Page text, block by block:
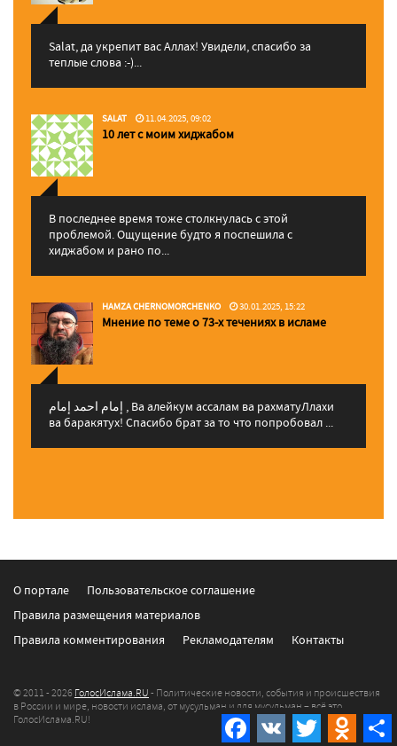
Salat, да укрепит вас Аллаx! Увидели, спасибо за
теплые слова :-)...
SALAT 11.04.2025, 09:02
10 лет с моим хиджабом
В последнее время тоже столкнулась с этой
проблемой. Ощущение будто я поспешила с
хиджабом и рано по...
HAMZA CHERNOMORCHENKO 30.01.2025, 15:22
Мнение по теме о 73-х течениях в исламе
إمام احمد إمام , Ва алейкум ассалам ва рахматуЛлахи
ва баракятух! Спасибо брат за то что попробовал ...
Facebook
VK Twitter
О портале
Пользовательское соглашение
Правила размещения материалов
Правила комментирования
Рекламодателям Контакты
© 2011 - 2026 ГолосИслама.RU - Политические новости, события и происшествия
в России и мире, новости ислама, от мусульман и для мусульман – всё это
ГолосИслама.RU!